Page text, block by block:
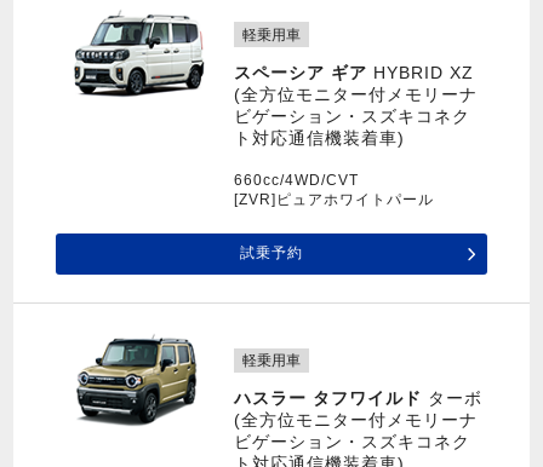
軽乗用車
スペーシア ギア HYBRID XZ
(全方位モニター付メモリーナ
ビゲーション・スズキコネク
ト対応通信機装着車)
660cc/4WD/CVT
[ZVR]ピュアホワイトパール
試乗予約
軽乗用車
ハスラー タフワイルド ターボ
(全方位モニター付メモリーナ
ビゲーション・スズキコネク